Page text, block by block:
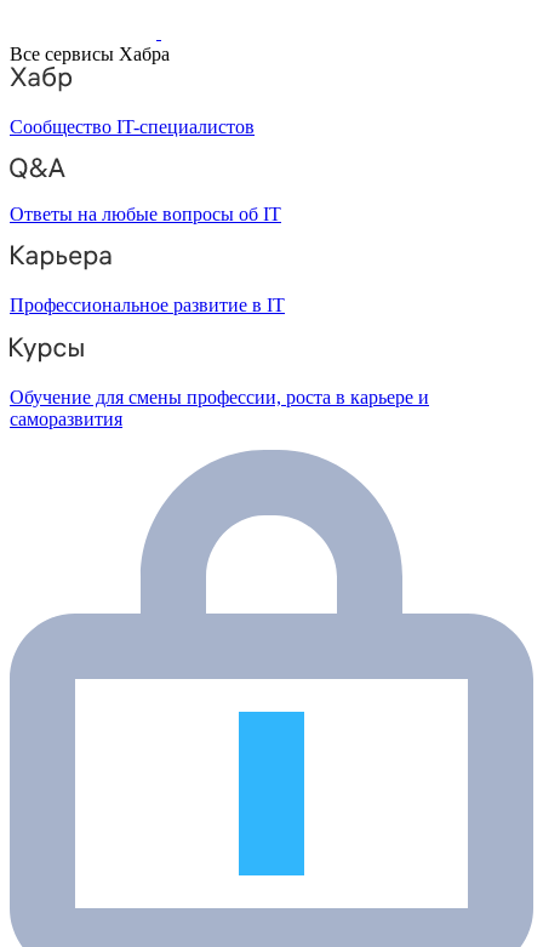
Все сервисы Хабра
Сообщество IT-специалистов
Ответы на любые вопросы об IT
Профессиональное развитие в IT
Обучение для смены профессии, роста в карьере и
саморазвития